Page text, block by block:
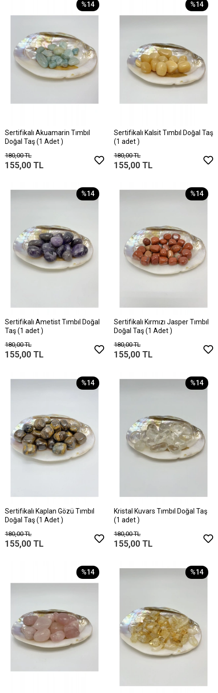
%14
Sertifikalı Akuamarin Tımbıl
Doğal Taş (1 Adet )
180,00 TL
155,00 TL
%14
Sertifikalı Kalsit Tımbıl Doğal Taş
(1 adet )
180,00 TL
155,00 TL
%14
Sertifikalı Ametist Tımbıl Doğal
Taş (1 adet )
180,00 TL
155,00 TL
%14
Sertifikalı Kırmızı Jasper Tımbıl
Doğal Taş (1 Adet )
180,00 TL
155,00 TL
%14
Sertifikalı Kaplan Gözü Tımbıl
Doğal Taş (1 Adet )
180,00 TL
155,00 TL
%14
Kristal Kuvars Tımbıl Doğal Taş
(1 adet )
180,00 TL
155,00 TL
%14 %14